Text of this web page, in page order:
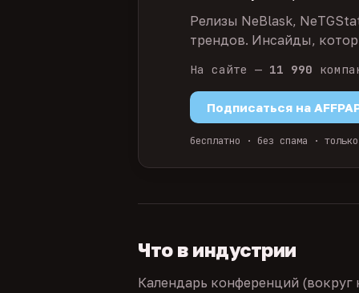
Релизы NeBlask,
трендов. Инсайды,
На сайте — 11 990
Подписаться на
бесплатно · без спама ·
Что в индустрии
Календарь конференций